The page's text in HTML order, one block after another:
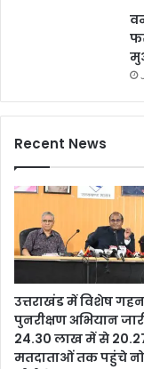
Recent News
उत्तराखंड में विशेष गहन
पुनरीक्षण अभियान
24.30 लाख में से
मतदाताओं तक पहुंचे